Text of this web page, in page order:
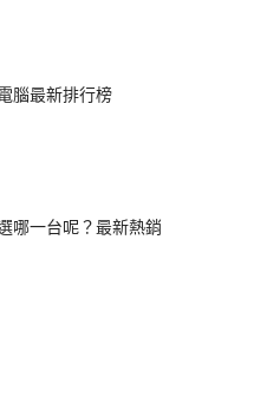
腦最新排行榜
哪一台呢？最新熱銷